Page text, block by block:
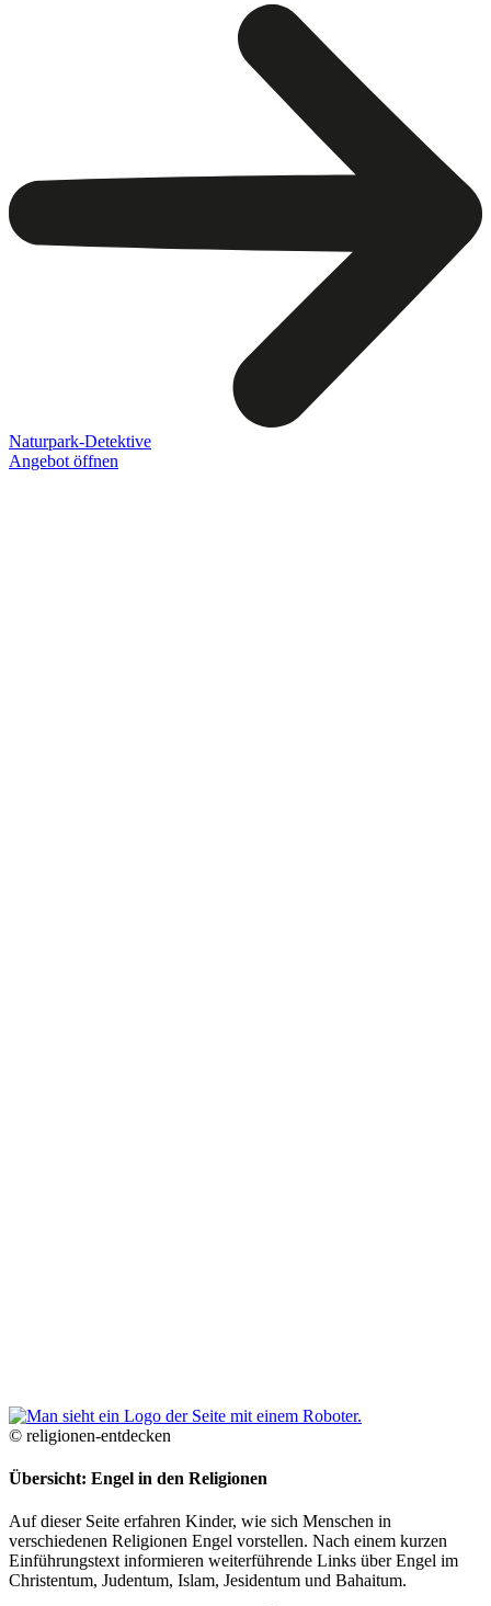
Naturpark-Detektive
Angebot öffnen
© religionen-entdecken
Übersicht: Engel in den Religionen
Auf dieser Seite erfahren Kinder, wie sich Menschen in
verschiedenen Religionen Engel vorstellen. Nach einem kurzen
Einführungstext informieren weiterführende Links über Engel im
Christentum, Judentum, Islam, Jesidentum und Bahaitum.